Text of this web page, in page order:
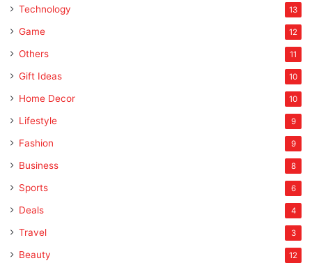
Technology 13
Game 12
Others 11
Gift Ideas 10
Home Decor 10
Lifestyle 9
Fashion 9
Business 8
Sports 6
Deals 4
Travel 3
Beauty 12